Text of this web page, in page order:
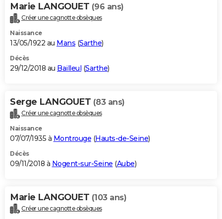
Marie LANGOUET (96 ans)
Créer une cagnotte obsèques
Naissance
13/05/1922 au Mans (Sarthe)
Décès
29/12/2018 au Bailleul (Sarthe)
Serge LANGOUET (83 ans)
Créer une cagnotte obsèques
Naissance
07/07/1935 à Montrouge (Hauts-de-Seine)
Décès
09/11/2018 à Nogent-sur-Seine (Aube)
Marie LANGOUET (103 ans)
Créer une cagnotte obsèques